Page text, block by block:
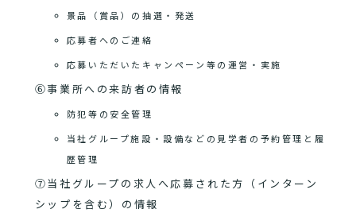
景品（賞品）の抽選・発送
応募者へのご連絡
応募いただいたキャンペーン等の運営・実施
⑥事業所への来訪者の情報
防犯等の安全管理
当社グループ施設・設備などの見学者の予約管理と履
歴管理
⑦当社グループの求人へ応募された方（インターン
シップを含む）の情報